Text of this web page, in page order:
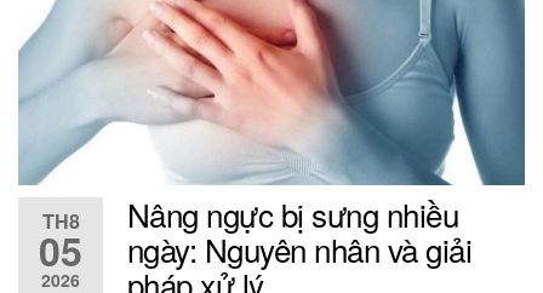
TH8
05
2026
Nâng ngực bị sưng nhiều
ngày: Nguyên nhân và giải